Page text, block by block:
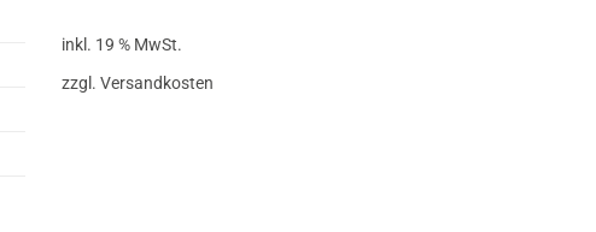
inkl. 19 % MwSt.
zzgl. Versandkosten